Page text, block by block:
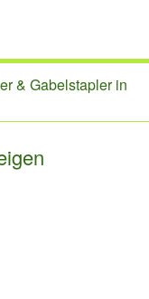
& Gabelstapler in